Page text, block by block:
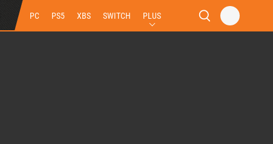
PC PS5 XBS SWITCH PLUS